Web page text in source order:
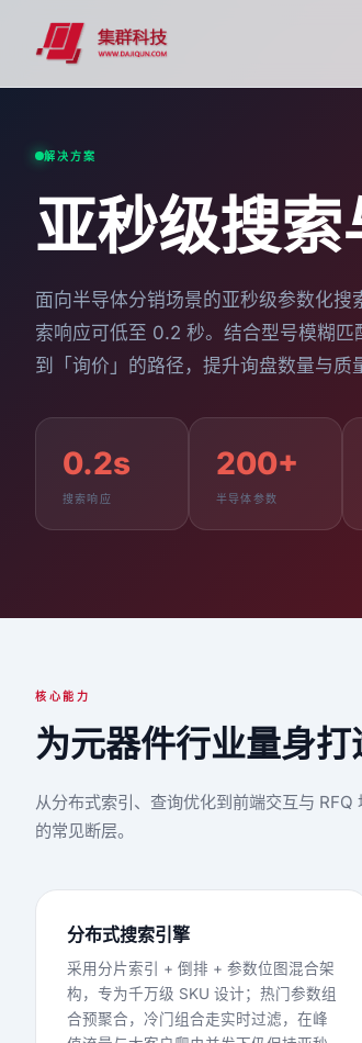
解决方案
亚秒级搜索
面向半导体分销场景的亚秒级参数化
索响应可低至 0.2 秒。结合型号模糊匹
到「询价」的路径，提升询盘数量与质
0.2s
搜索响应
200+
半导体参数
核心能力
为元器件行业量身打
从分布式索引、查询优化到前端交互与
的常见断层。
分布式搜索引擎
采用分片索引 + 倒排 + 参数位图混合架
构，专为千万级 SKU 设计；热门参数组
合预聚合，冷门组合走实时过滤，在峰